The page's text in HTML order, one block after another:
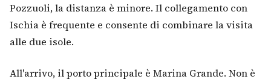
Pozzuoli, la distanza è minore. Il collegamento con
Ischia è frequente e consente di combinare la visita
alle due isole.
All'arrivo, il porto principale è Marina Grande. Non è